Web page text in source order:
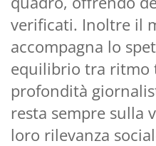
verificati. Inoltre il
accompagna lo
equilibrio tra ritmo
profondità
resta sempre sulla
loro rilevanza